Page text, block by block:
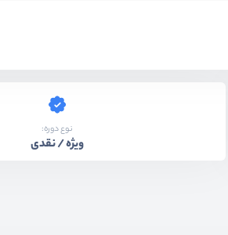
نوع دوره:
ویژه / نقدی